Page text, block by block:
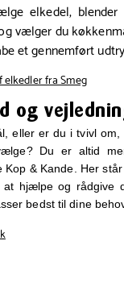
elkedel,
vælger du
et gennemført
fra Smeg
og
eller er du i tvivl
Du er altid
Kop & Kande. Her
at hjælpe og rådgive
bedst til dine